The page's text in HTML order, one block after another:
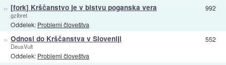
» [fork] Krščanstvo je v bistvu poganska vera
gzibret
Oddelek: Problemi človeštva
992
» Odnosi do Krščanstva v Sloveniji
DeusVult
Oddelek: Problemi človeštva
552